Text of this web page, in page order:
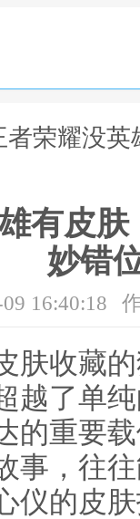
荣耀没英
有皮
妙错
16:40:18
肤收藏
越了单
的重要
事，往
仪的皮